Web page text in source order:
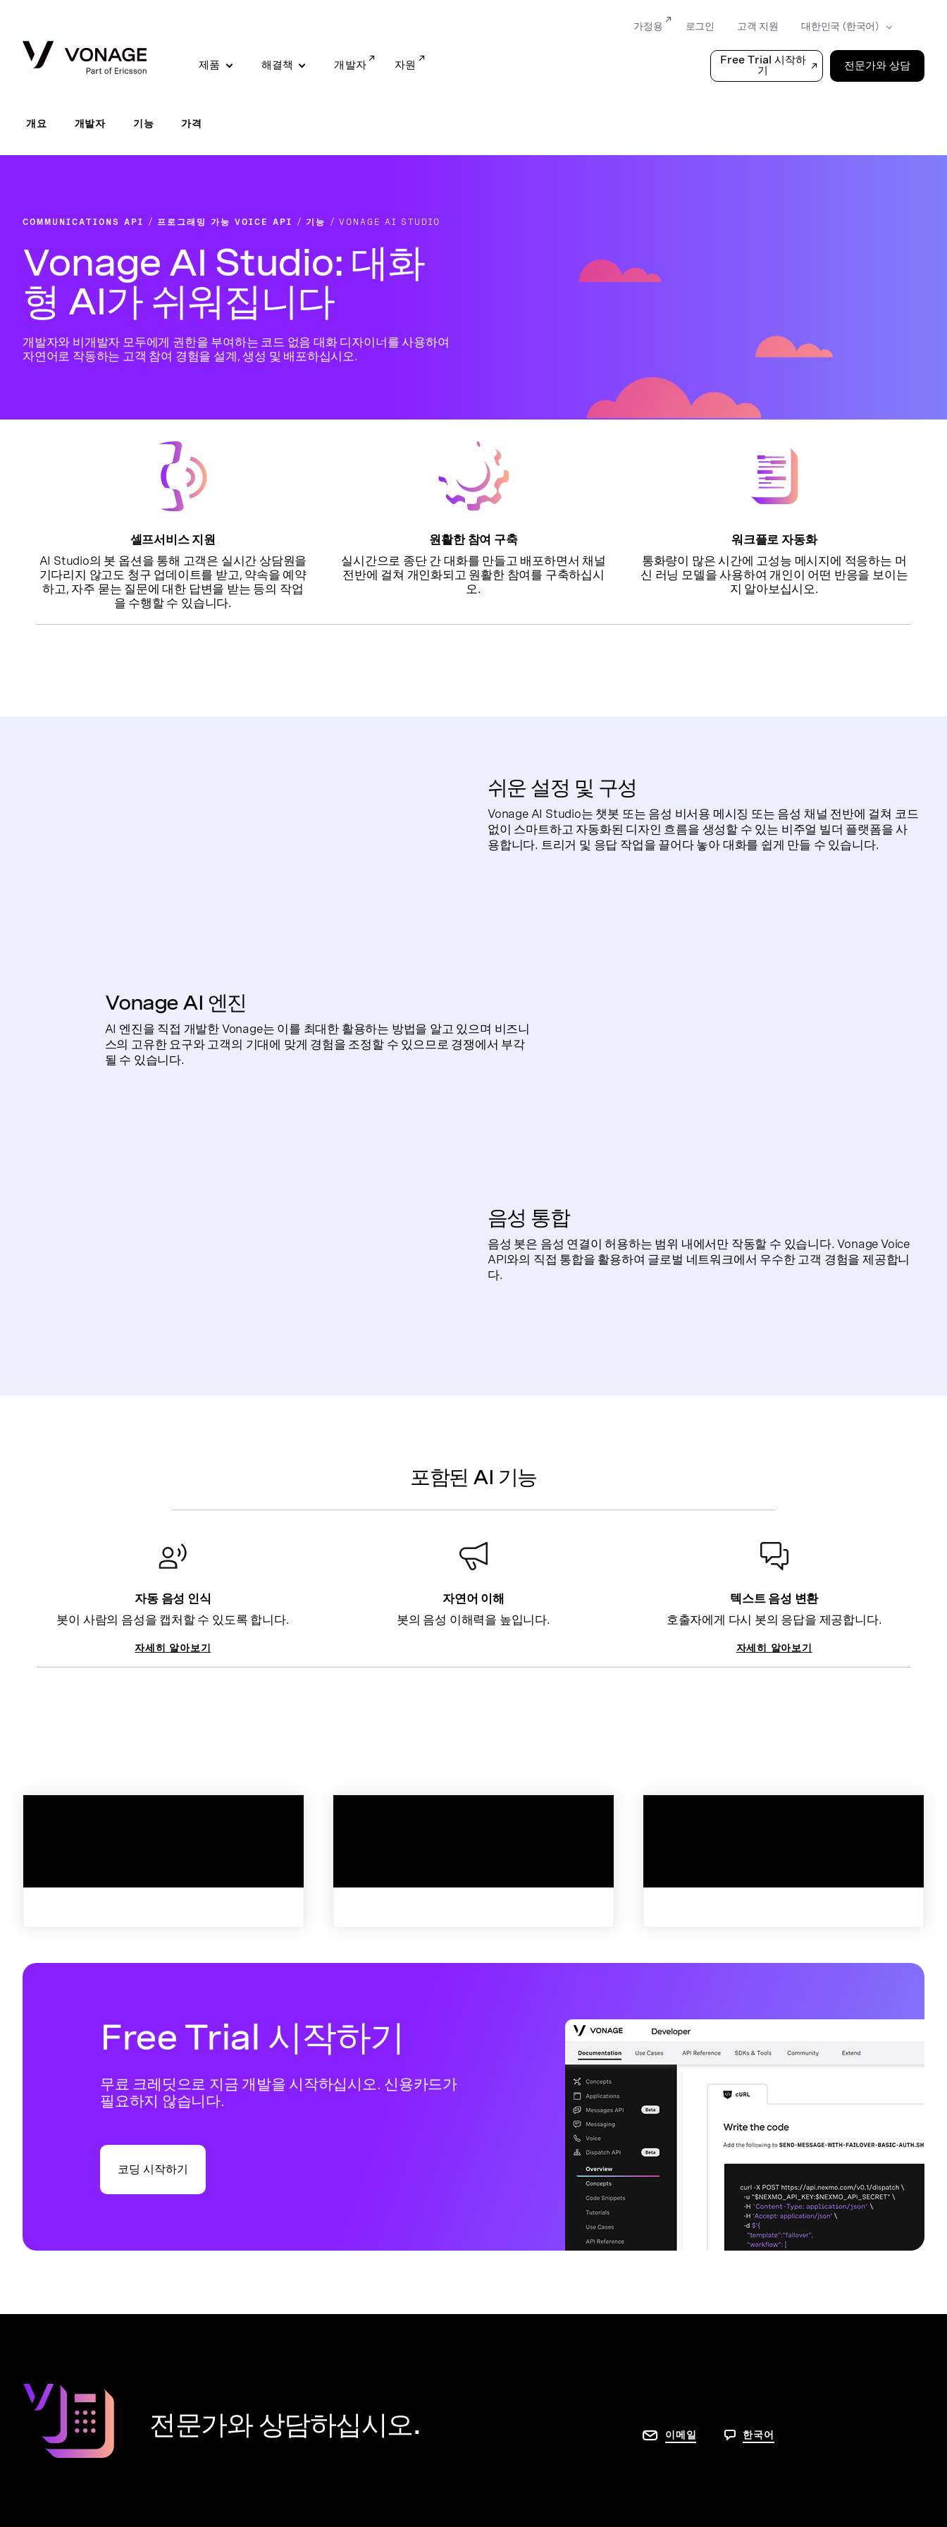
제품 해결책 개발자 자원
Free Trial 시작하
기
전문가와 상담
가정용 로그인 고객 지원
개요 개발자 기능 가격
COMMUNICATIONS API 프로그래밍 가능 VOICE API 기능 VONAGE AI STUDIO
Vonage AI Studio: 대화
형 AI가 쉬워집니다
개발자와 비개발자 모두에게 권한을 부여하는 코드 없음 대화 디자이너를 사용하여
자연어로 작동하는 고객 참여 경험을 설계, 생성 및 배포하십시오.
셀프서비스 지원
AI Studio의 봇 옵션을 통해 고객은 실시간 상담원을
기다리지 않고도 청구 업데이트를 받고, 약속을 예약
하고, 자주 묻는 질문에 대한 답변을 받는 등의 작업
을 수행할 수 있습니다.
원활한 참여 구축
실시간으로 종단 간 대화를 만들고 배포하면서 채널
전반에 걸쳐 개인화되고 원활한 참여를 구축하십시
오.
워크플로 자동화
통화량이 많은 시간에 고성능 메시지에 적응하는 머
신 러닝 모델을 사용하여 개인이 어떤 반응을 보이는
지 알아보십시오.
쉬운 설정 및 구성
Vonage AI Studio는 챗봇 또는 음성 비서용 메시징 또는 음성 채널 전반에 걸쳐 코드
없이 스마트하고 자동화된 디자인 흐름을 생성할 수 있는 비주얼 빌더 플랫폼을 사
용합니다. 트리거 및 응답 작업을 끌어다 놓아 대화를 쉽게 만들 수 있습니다.
Vonage AI 엔진
AI 엔진을 직접 개발한 Vonage는 이를 최대한 활용하는 방법을 알고 있으며 비즈니
스의 고유한 요구와 고객의 기대에 맞게 경험을 조정할 수 있으므로 경쟁에서 부각
될 수 있습니다.
음성 통합
음성 봇은 음성 연결이 허용하는 범위 내에서만 작동할 수 있습니다. Vonage Voice
API와의 직접 통합을 활용하여 글로벌 네트워크에서 우수한 고객 경험을 제공합니
다.
포함된 AI 기능
자동 음성 인식
봇이 사람의 음성을 캡처할 수 있도록 합니다.
자세히 알아보기
자연어 이해
봇의 음성 이해력을 높입니다.
텍스트 음성 변환
호출자에게 다시 봇의 응답을 제공합니다.
자세히 알아보기
Free Trial 시작하기
무료 크레딧으로 지금 개발을 시작하십시오. 신용카드가
필요하지 않습니다.
코딩 시작하기
전문가와 상담하십시오. 이메일 한국어